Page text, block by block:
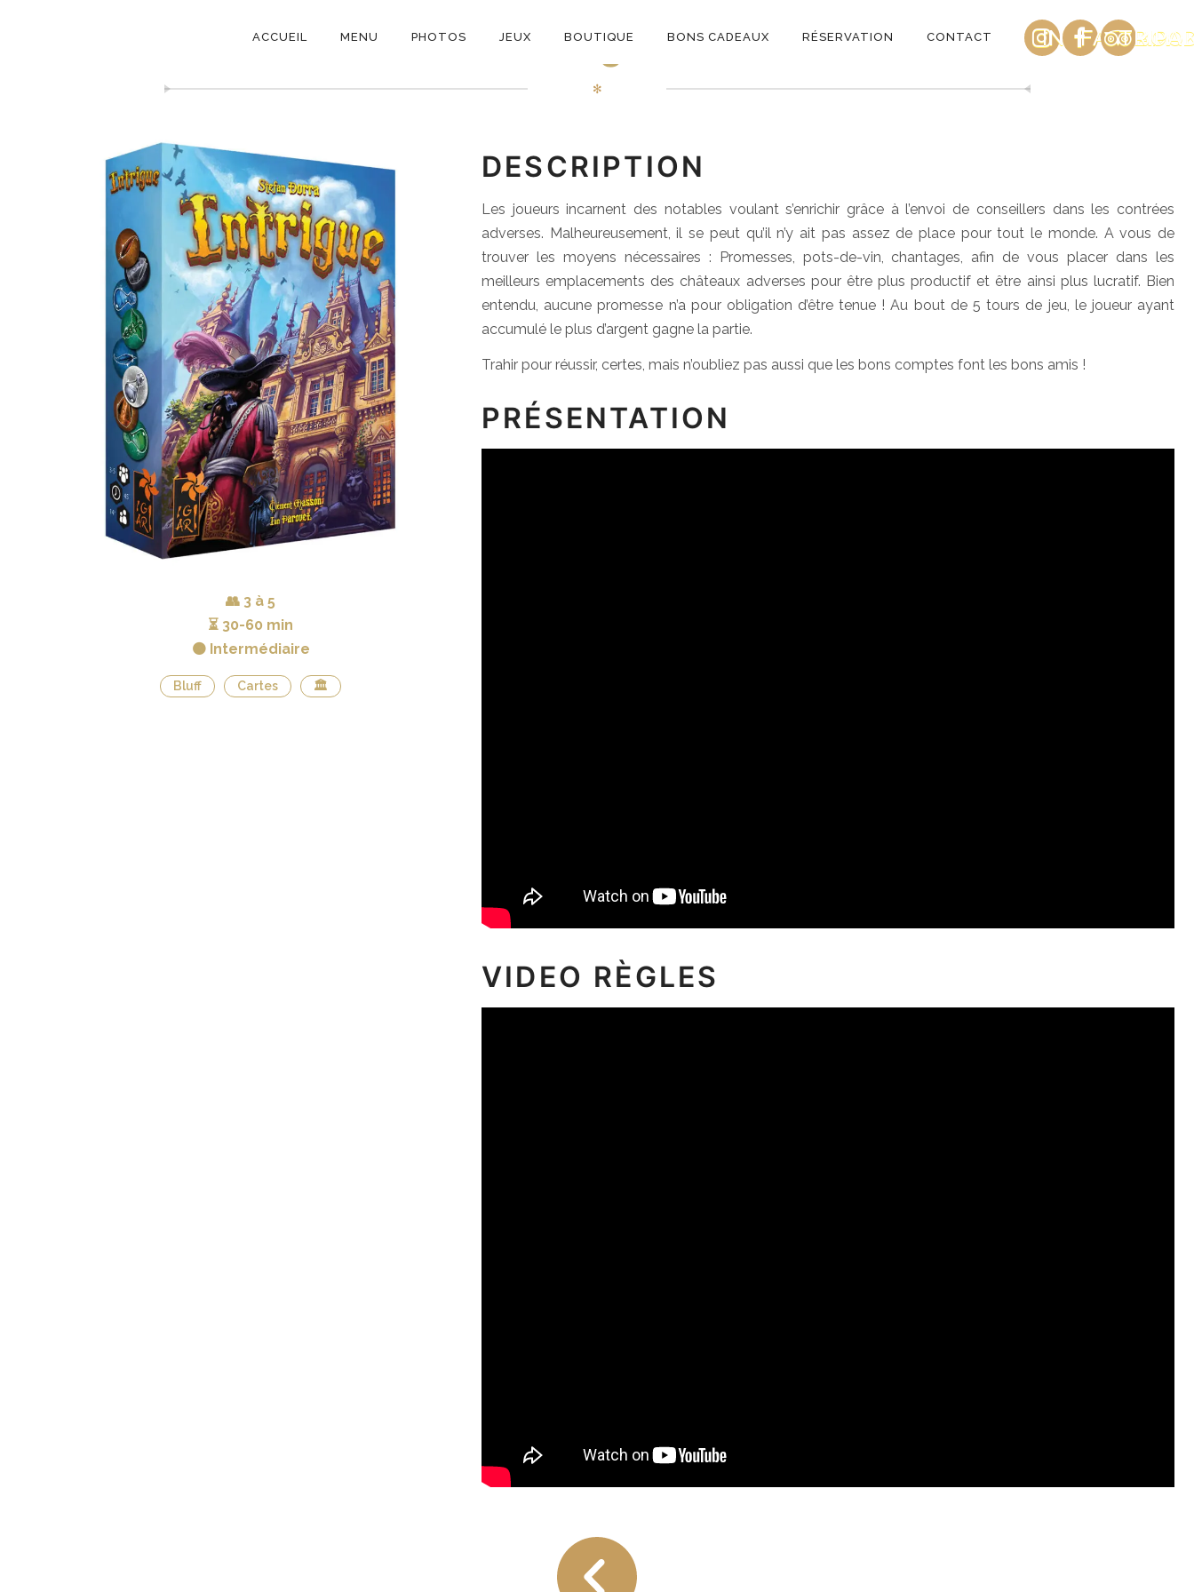
NAVIGATION
ACCUEIL MENU PHOTOS JEUX BOUTIQUE BONS CADEAUX RÉSERVATION CONTACT INSTAGRAM
Intrigue
✻
👥 3 à 5
⏳ 30-60 min
🟠 Intermédiaire
Bluff Cartes 🏛
DESCRIPTION
Les joueurs incarnent des notables voulant s’enrichir grâce à l’envoi de conseillers dans les contrées
adverses. Malheureusement, il se peut qu’il n’y ait pas assez de place pour tout le monde. A vous de
trouver les moyens nécessaires : Promesses, pots-de-vin, chantages, afin de vous placer dans les
meilleurs emplacements des châteaux adverses pour être plus productif et être ainsi plus lucratif. Bien
entendu, aucune promesse n’a pour obligation d’être tenue ! Au bout de 5 tours de jeu, le joueur ayant
accumulé le plus d’argent gagne la partie.
Trahir pour réussir, certes, mais n’oubliez pas aussi que les bons comptes font les bons amis !
PRÉSENTATION
VIDEO RÈGLES